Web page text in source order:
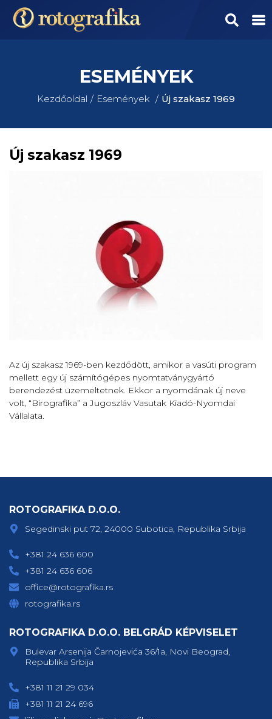
ESEMÉNYEK
Kezdőoldal Események Új szakasz 1969
Új szakasz 1969
Az új szakasz 1969-ben kezdődött, amikor a vasúti program
mellett egy új számítógépes nyomtatványgyártó
berendezést üzemeltetnek. Ekkor a nyomdának új neve
volt, “Birografika” a Jugoszláv Vasutak Kiadó-Nyomdai
Vállalata.
ROTOGRAFIKA D.O.O.
Segedinski put 72, 24000 Subotica, Republika Srbija
+381 24 636 600
+381 24 636 606
office@rotografika.rs
rotografika.rs
ROTOGRAFIKA D.O.O. BELGRÁD KÉPVISELET
Bulevar Arsenija Čarnojevića 36/1a, Novi Beograd,
Republika Srbija
+381 11 21 29 034
+381 11 21 24 696